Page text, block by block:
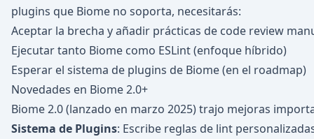
plugins que Biome no soporta, necesitarás:
Aceptar la brecha y añadir prácticas de code review
Ejecutar tanto Biome como ESLint (enfoque híbrido)
Esperar el sistema de plugins de Biome (en el roadmap)
Novedades en Biome 2.0+
Biome 2.0 (lanzado en marzo 2025) trajo mejoras
Sistema de Plugins: Escribe reglas de lint